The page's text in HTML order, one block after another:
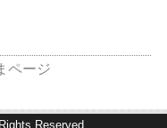
ページ
Reserved.